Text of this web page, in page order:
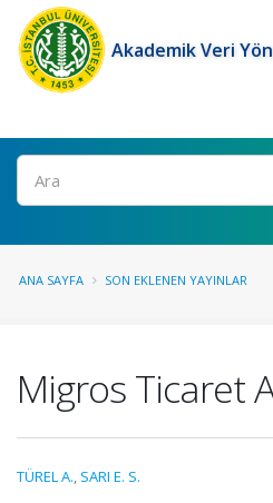
Akademik Veri
Ara
ANA SAYFA SON EKLENEN YAYINLAR
Migros Ticaret
TÜREL A., SARI E. S.